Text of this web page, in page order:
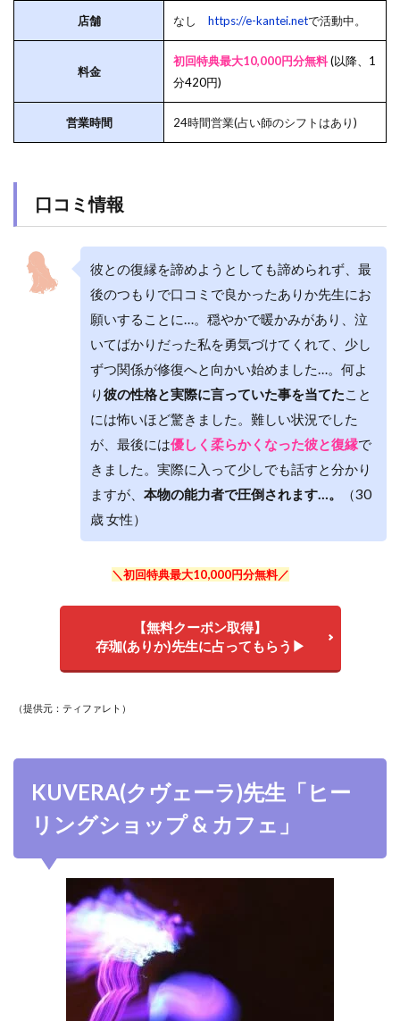
店舗 なし https://e-kantei.netで活動中。
料金
初回特典最大10,000円分無料(以降、1
分420円)
営業時間 24時間営業(占い師のシフトはあり)
口コミ情報
彼との復縁を諦めようとしても諦められず、最
後のつもりで口コミで良かったありか先生にお
願いすることに…。穏やかで暖かみがあり、泣
いてばかりだった私を勇気づけてくれて、少し
ずつ関係が修復へと向かい始めました…。何よ
り彼の性格と実際に言っていた事を当てたこと
には怖いほど驚きました。難しい状況でした
が、最後には優しく柔らかくなった彼と復縁で
きました。実際に入って少しでも話すと分かり
ますが、 本物の能力者で圧倒されます…。
（30
歳 女性）
＼初回特典最大10,000円分無料／
【無料クーポン取得】
存珈(ありか)先生に占ってもらう▶
（提供元：ティファレト）
KUVERA(クヴェーラ)先生「 ヒー
リングショップ & カフェ」